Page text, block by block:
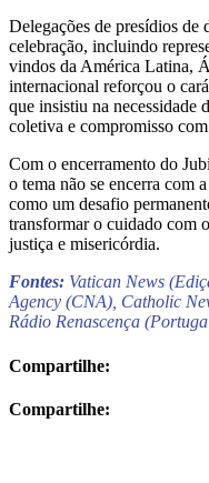
Delegações de presídios de
celebração, incluindo
vindos da América Latina,
internacional reforçou o
que insistiu na necessidade
coletiva e compromisso
Com o encerramento do
o tema não se encerra com
como um desafio
transformar o cuidado com
justiça e misericórdia.
Fontes: Vatican News
Agency (CNA), Catholic
Rádio Renascença
Compartilhe:
Compartilhe: